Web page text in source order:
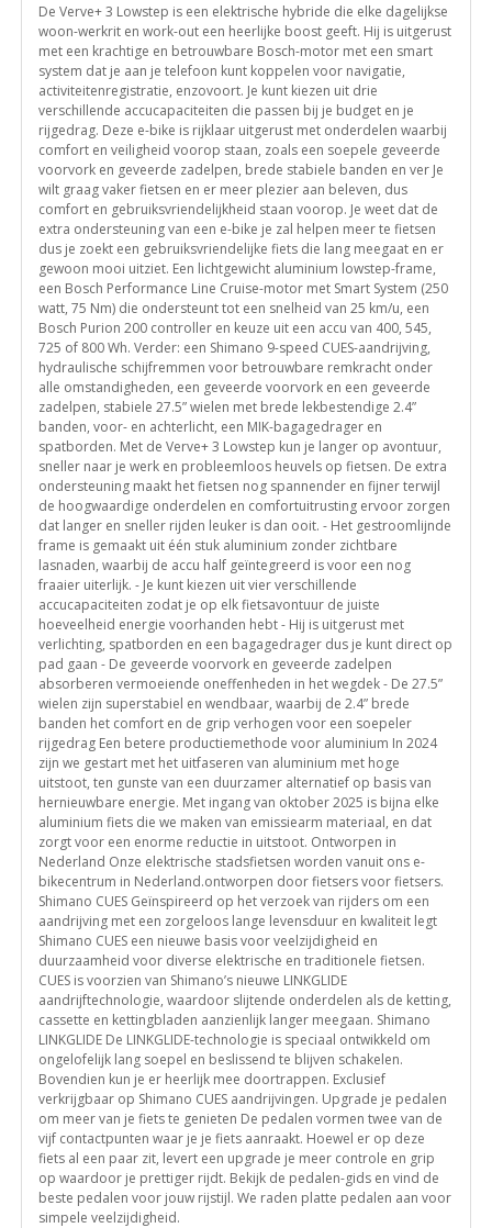
De Verve+ 3 Lowstep is een elektrische hybride die elke dagelijkse
woon-werkrit en work-out een heerlijke boost geeft. Hij is uitgerust
met een krachtige en betrouwbare Bosch-motor met een smart
system dat je aan je telefoon kunt koppelen voor navigatie,
activiteitenregistratie, enzovoort. Je kunt kiezen uit drie
verschillende accucapaciteiten die passen bij je budget en je
rijgedrag. Deze e-bike is rijklaar uitgerust met onderdelen waarbij
comfort en veiligheid voorop staan, zoals een soepele geveerde
voorvork en geveerde zadelpen, brede stabiele banden en ver Je
wilt graag vaker fietsen en er meer plezier aan beleven, dus
comfort en gebruiksvriendelijkheid staan voorop. Je weet dat de
extra ondersteuning van een e-bike je zal helpen meer te fietsen
dus je zoekt een gebruiksvriendelijke fiets die lang meegaat en er
gewoon mooi uitziet. Een lichtgewicht aluminium lowstep-frame,
een Bosch Performance Line Cruise-motor met Smart System (250
watt, 75 Nm) die ondersteunt tot een snelheid van 25 km/u, een
Bosch Purion 200 controller en keuze uit een accu van 400, 545,
725 of 800 Wh. Verder: een Shimano 9-speed CUES-aandrijving,
hydraulische schijfremmen voor betrouwbare remkracht onder
alle omstandigheden, een geveerde voorvork en een geveerde
zadelpen, stabiele 27.5” wielen met brede lekbestendige 2.4”
banden, voor- en achterlicht, een MIK-bagagedrager en
spatborden. Met de Verve+ 3 Lowstep kun je langer op avontuur,
sneller naar je werk en probleemloos heuvels op fietsen. De extra
ondersteuning maakt het fietsen nog spannender en fijner terwijl
de hoogwaardige onderdelen en comfortuitrusting ervoor zorgen
dat langer en sneller rijden leuker is dan ooit. - Het gestroomlijnde
frame is gemaakt uit één stuk aluminium zonder zichtbare
lasnaden, waarbij de accu half geïntegreerd is voor een nog
fraaier uiterlijk. - Je kunt kiezen uit vier verschillende
accucapaciteiten zodat je op elk fietsavontuur de juiste
hoeveelheid energie voorhanden hebt - Hij is uitgerust met
verlichting, spatborden en een bagagedrager dus je kunt direct op
pad gaan - De geveerde voorvork en geveerde zadelpen
absorberen vermoeiende oneffenheden in het wegdek - De 27.5”
wielen zijn superstabiel en wendbaar, waarbij de 2.4” brede
banden het comfort en de grip verhogen voor een soepeler
rijgedrag Een betere productiemethode voor aluminium In 2024
zijn we gestart met het uitfaseren van aluminium met hoge
uitstoot, ten gunste van een duurzamer alternatief op basis van
hernieuwbare energie. Met ingang van oktober 2025 is bijna elke
aluminium fiets die we maken van emissiearm materiaal, en dat
zorgt voor een enorme reductie in uitstoot. Ontworpen in
Nederland Onze elektrische stadsfietsen worden vanuit ons e-
bikecentrum in Nederland.ontworpen door fietsers voor fietsers.
Shimano CUES Geïnspireerd op het verzoek van rijders om een
aandrijving met een zorgeloos lange levensduur en kwaliteit legt
Shimano CUES een nieuwe basis voor veelzijdigheid en
duurzaamheid voor diverse elektrische en traditionele fietsen.
CUES is voorzien van Shimano’s nieuwe LINKGLIDE
aandrijftechnologie, waardoor slijtende onderdelen als de ketting,
cassette en kettingbladen aanzienlijk langer meegaan. Shimano
LINKGLIDE De LINKGLIDE-technologie is speciaal ontwikkeld om
ongelofelijk lang soepel en beslissend te blijven schakelen.
Bovendien kun je er heerlijk mee doortrappen. Exclusief
verkrijgbaar op Shimano CUES aandrijvingen. Upgrade je pedalen
om meer van je fiets te genieten De pedalen vormen twee van de
vijf contactpunten waar je je fiets aanraakt. Hoewel er op deze
fiets al een paar zit, levert een upgrade je meer controle en grip
op waardoor je prettiger rijdt. Bekijk de pedalen-gids en vind de
beste pedalen voor jouw rijstijl. We raden platte pedalen aan voor
simpele veelzijdigheid.